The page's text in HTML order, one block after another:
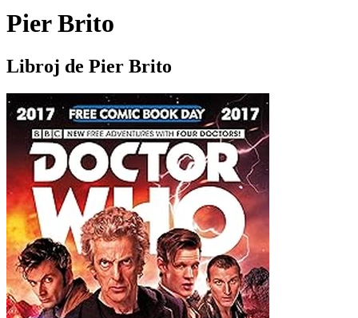
Pier Brito
Libroj de Pier Brito